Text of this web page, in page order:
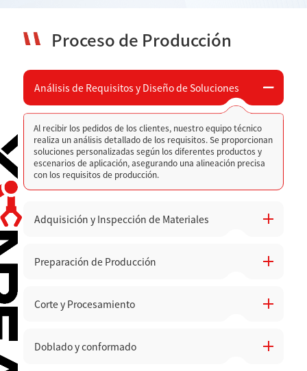
Proceso de Producción
Análisis de Requisitos y Diseño de Soluciones
Al recibir los pedidos de los clientes, nuestro equipo técnico
realiza un análisis detallado de los requisitos. Se proporcionan
soluciones personalizadas según los diferentes productos y
escenarios de aplicación, asegurando una alineación precisa
con los requisitos de producción.
Adquisición y Inspección de Materiales
Se seleccionan materiales de alta calidad, y antes de
por defectos en los materiales.
Preparación de Producción
Preparación de equipos, herramientas y líneas de producción
Corte y Procesamiento
Utilización de máquinas de punzonado CNC de alta precisión,
Doblado y conformado